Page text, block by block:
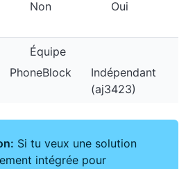
Non Oui
Équipe
PhoneBlock
Indépendant
(aj3423)
Si tu veux une solution
intégrée pour